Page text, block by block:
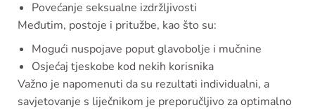
Povećanje seksualne izdržljivosti
Međutim, postoje i pritužbe, kao što su:
Mogući nuspojave poput glavobolje i mučnine
Osjećaj tjeskobe kod nekih korisnika
Važno je napomenuti da su rezultati individualni, a
savjetovanje s liječnikom je preporučljivo za optimalno